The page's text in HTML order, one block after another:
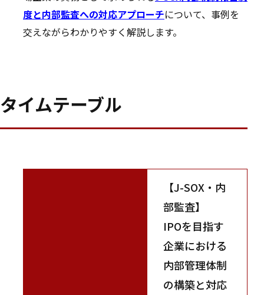
度と内部監査への対応アプローチについて、事例を
交えながらわかりやすく解説します。
タイムテーブル
【J-SOX・内
部監査】
IPOを目指す
企業における
内部管理体制
の構築と対応